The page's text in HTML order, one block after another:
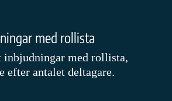
med rollista
inbjudningar med rollista,
efter antalet deltagare.